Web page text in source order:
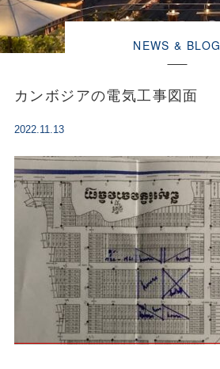
NEWS & BLOG
カンボジアの電気工事図面
2022.11.13